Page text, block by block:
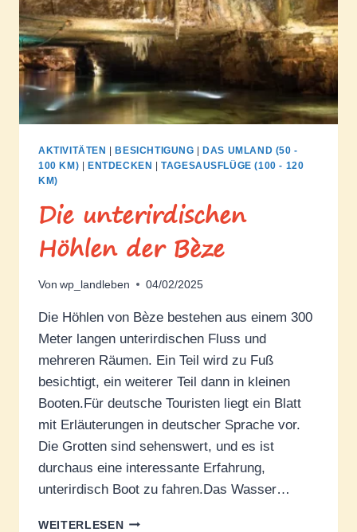
AKTIVITÄTEN BESICHTIGUNG
DAS UMLAND (50 -
100 KM)
ENTDECKEN |TAGESAUSFLÜGE (100 - 120
KM)
Die unterirdischen
Höhlen der Bèze
Von wp_landleben 04/02/2025
Die Höhlen von Bèze bestehen aus einem 300
Meter langen unterirdischen Fluss und
mehreren Räumen. Ein Teil wird zu Fuß
besichtigt, ein weiterer Teil dann in kleinen
Booten.Für deutsche Touristen liegt ein Blatt
mit Erläuterungen in deutscher Sprache vor.
Die Grotten sind sehenswert, und es ist
durchaus eine interessante Erfahrung,
unterirdisch Boot zu fahren.Das Wasser…
WEITERLESENDIE